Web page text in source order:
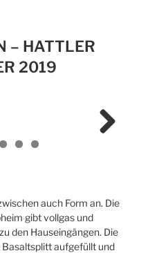
HATTLER A
2019
auch Form an. Die
gibt vollgas und
den Hauseingängen. Die
aufgefüllt und